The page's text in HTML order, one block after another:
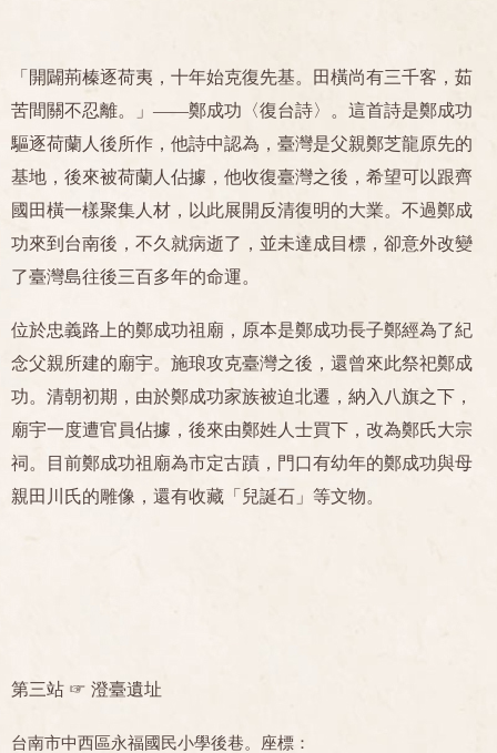
「開闢荊榛逐荷夷，十年始克復先基。田橫尚有三千客，茹
苦間關不忍離。」——鄭成功〈復台詩〉。這首詩是鄭成功
驅逐荷蘭人後所作，他詩中認為，臺灣是父親鄭芝龍原先的
基地，後來被荷蘭人佔據，他收復臺灣之後，希望可以跟齊
國田橫一樣聚集人材，以此展開反清復明的大業。不過鄭成
功來到台南後，不久就病逝了，並未達成目標，卻意外改變
了臺灣島往後三百多年的命運。
位於忠義路上的鄭成功祖廟，原本是鄭成功長子鄭經為了紀
念父親所建的廟宇。施琅攻克臺灣之後，還曾來此祭祀鄭成
功。清朝初期，由於鄭成功家族被迫北遷，納入八旗之下，
廟宇一度遭官員佔據，後來由鄭姓人士買下，改為鄭氏大宗
祠。目前鄭成功祖廟為市定古蹟，門口有幼年的鄭成功與母
親田川氏的雕像，還有收藏「兒誕石」等文物。
第三站 ☞ 澄臺遺址
台南市中西區永福國民小學後巷。座標：